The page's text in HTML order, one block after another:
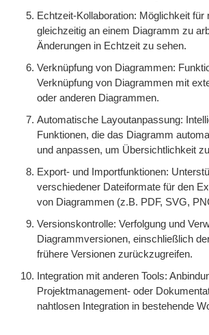
Echtzeit-Kollaboration: Möglichkeit für
gleichzeitig an einem Diagramm zu
Änderungen in Echtzeit zu sehen.
Verknüpfung von Diagrammen:
Verknüpfung von Diagrammen mit
oder anderen Diagrammen.
Automatische Layoutanpassung:
Funktionen, die das Diagramm
und anpassen, um Übersichtlichkeit
Export- und Importfunktionen:
verschiedener Dateiformate für den
von Diagrammen (z.B. PDF, SVG,
Versionskontrolle: Verfolgung und
Diagrammversionen, einschließlich
frühere Versionen zurückzugreifen.
Integration mit anderen Tools:
Projektmanagement- oder
nahtlosen Integration in bestehende